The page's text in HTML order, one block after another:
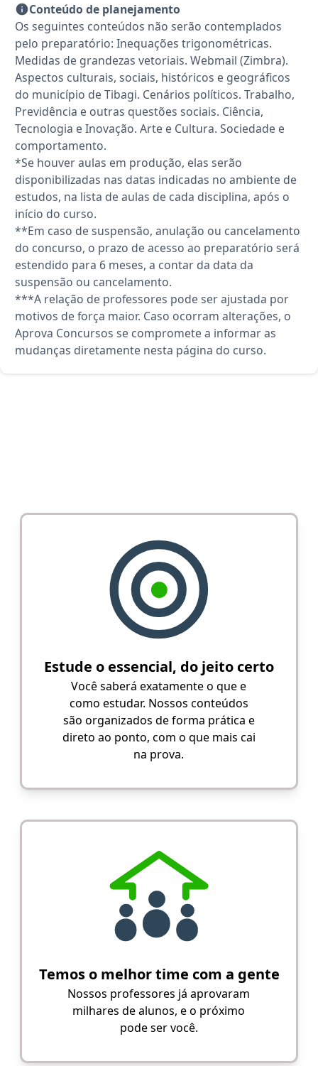
Conteúdo de planejamento
Os seguintes conteúdos não serão contemplados
pelo preparatório: Inequações trigonométricas.
Medidas de grandezas vetoriais. Webmail (Zimbra).
Aspectos culturais, sociais, históricos e geográficos
do município de Tibagi. Cenários políticos. Trabalho,
Previdência e outras questões sociais. Ciência,
Tecnologia e Inovação. Arte e Cultura. Sociedade e
comportamento.
*Se houver aulas em produção, elas serão
disponibilizadas nas datas indicadas no ambiente de
estudos, na lista de aulas de cada disciplina, após o
início do curso.
**Em caso de suspensão, anulação ou cancelamento
do concurso, o prazo de acesso ao preparatório será
estendido para 6 meses, a contar da data da
suspensão ou cancelamento.
***A relação de professores pode ser ajustada por
motivos de força maior. Caso ocorram alterações, o
Aprova Concursos se compromete a informar as
mudanças diretamente nesta página do curso.
Estude o essencial, do jeito certo
Você saberá exatamente o que e
como estudar. Nossos conteúdos
são organizados de forma prática e
direto ao ponto, com o que mais cai
na prova.
Temos o melhor time com a gente
Nossos professores já aprovaram
milhares de alunos, e o próximo
pode ser você.